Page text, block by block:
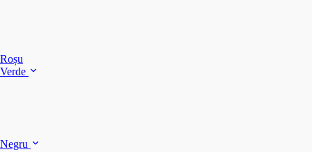
Roșu
Verde
Negru